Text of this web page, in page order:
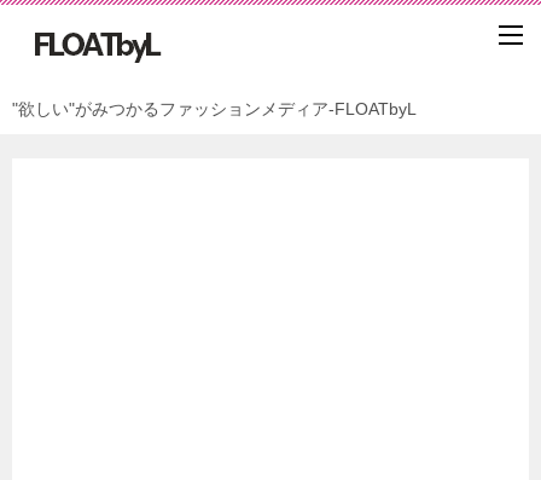
"欲しい"がみつかるファッションメディア-FLOATbyL